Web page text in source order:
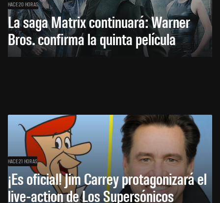
HACE 20 HORAS
La saga Matrix continuará: Warner
Bros. confirma la quinta película
HACE 21 HORAS
¡Es oficial! Jim Carrey protagonizará el
live-action de Los Supersónicos